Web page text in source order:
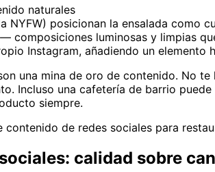
naturales
posicionan la ensalada como
luminosas y limpias
Instagram, añadiendo un elemento
una mina de oro de contenido. No
Incluso una cafetería de barrio
siempre.
de redes sociales para
calidad sobre